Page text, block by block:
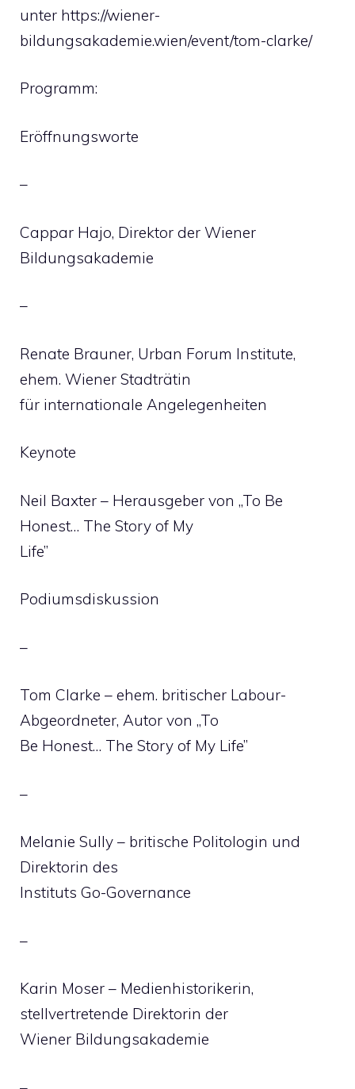
unter https://wiener-
bildungsakademie.wien/event/tom-clarke/
Programm:
Eröffnungsworte
–
Cappar Hajo, Direktor der Wiener
Bildungsakademie
–
Renate Brauner, Urban Forum Institute,
ehem. Wiener Stadträtin
für internationale Angelegenheiten
Keynote
Neil Baxter – Herausgeber von „To Be
Honest… The Story of My
Life”
Podiumsdiskussion
–
Tom Clarke – ehem. britischer Labour-
Abgeordneter, Autor von „To
Be Honest… The Story of My Life”
–
Melanie Sully – britische Politologin und
Direktorin des
Instituts Go-Governance
–
Karin Moser – Medienhistorikerin,
stellvertretende Direktorin der
Wiener Bildungsakademie